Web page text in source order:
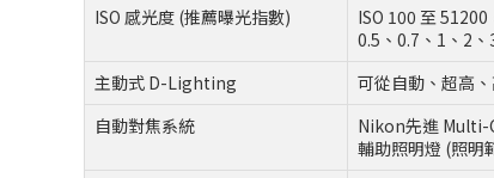
ISO 感光度 (推薦曝光指數)
ISO 100 至
0.5、0.7、1、2、
主動式 D-Lighting
可從自動、超高
自動對焦系統
Nikon先進 Multi-
輔助照明燈 (照明